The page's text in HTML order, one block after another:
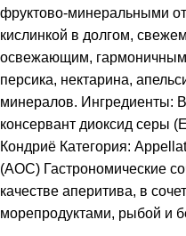
фруктово-минеральными
кислинкой в долгом,
освежающим, гармоничным
персика, нектарина,
минералов. Ингредиенты:
консервант диоксид серы
Кондриё Категория:
(AOC) Гастрономические
качестве аперитива, в
морепродуктами, рыбой и